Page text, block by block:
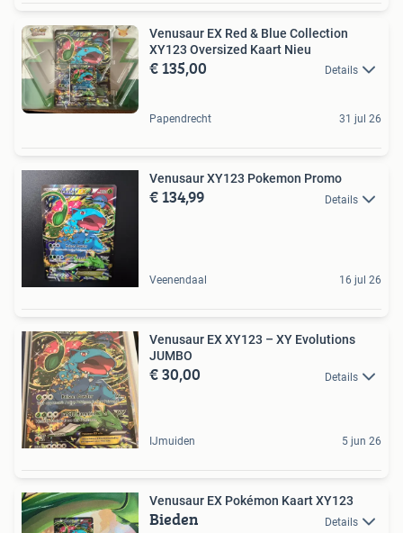
Venusaur EX Red & Blue Collection
XY123 Oversized Kaart Nieu
€ 135,00 Details
Papendrecht 31 jul 26
Venusaur XY123 Pokemon Promo
€ 134,99 Details
Veenendaal 16 jul 26
Venusaur EX XY123 – XY Evolutions
JUMBO
€ 30,00 Details
IJmuiden 5 jun 26
Venusaur EX Pokémon Kaart XY123
Bieden Details